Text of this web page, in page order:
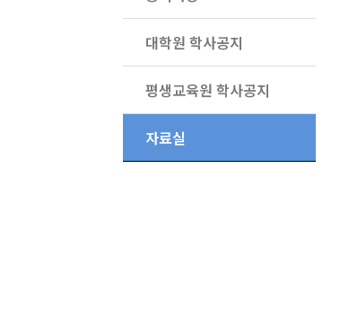
대학원 학사공지
평생교육원 학사공지
자료실